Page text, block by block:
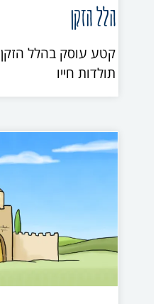
הלל הזקן
קטע עוסק בהלל הזקן
תולדות חייו